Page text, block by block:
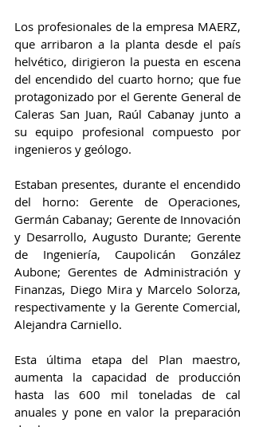
Los profesionales de la empresa MAERZ,
que arribaron a la planta desde el país
helvético, dirigieron la puesta en escena
del encendido del cuarto horno; que fue
protagonizado por el Gerente General de
Caleras San Juan, Raúl Cabanay junto a
su equipo profesional compuesto por
ingenieros y geólogo.
Estaban presentes, durante el encendido
del horno: Gerente de Operaciones,
Germán Cabanay; Gerente de Innovación
y Desarrollo, Augusto Durante; Gerente
de Ingeniería, Caupolicán González
Aubone; Gerentes de Administración y
Finanzas, Diego Mira y Marcelo Solorza,
respectivamente y la Gerente Comercial,
Alejandra Carniello.
Esta última etapa del Plan maestro,
aumenta la capacidad de producción
hasta las 600 mil toneladas de cal
anuales y pone en valor la preparación